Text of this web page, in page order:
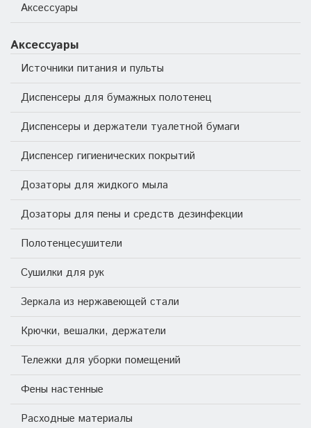
Аксессуары
Аксессуары
Источники питания и пульты
Диспенсеры для бумажных полотенец
Диспенсеры и держатели туалетной бумаги
Диспенсер гигиенических покрытий
Дозаторы для жидкого мыла
Дозаторы для пены и средств дезинфекции
Полотенцесушители
Сушилки для рук
Зеркала из нержавеющей стали
Крючки, вешалки, держатели
Тележки для уборки помещений
Фены настенные
Расходные материалы